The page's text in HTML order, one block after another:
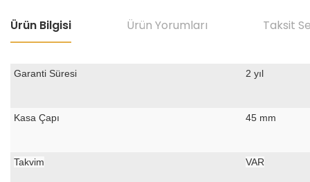
Ürün Bilgisi Ürün Yorumları Taksit
Garanti Süresi 2 yıl
Kasa Çapı 45 mm
Takvim VAR